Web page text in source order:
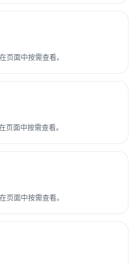
页面中按需查看。
页面中按需查看。
页面中按需查看。